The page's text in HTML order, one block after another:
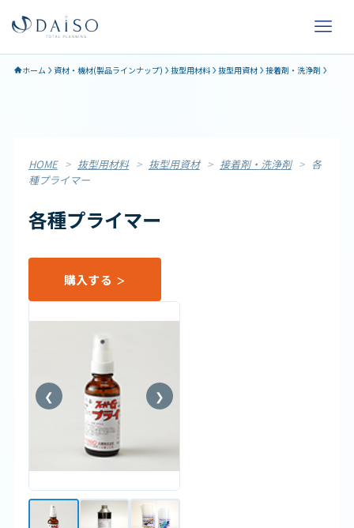
ホーム 資材・機材(製品ラインナップ) 抜型用材料 抜型用資材 接着剤・洗浄剤
HOME > 抜型用材料 > 抜型用資材 > 接着剤・洗浄剤 > 各
種プライマー
各種プライマー
購入する
❮ ❯